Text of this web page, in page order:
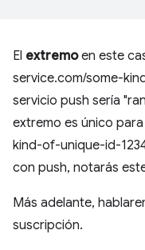
El extremoen este
service.com/some-
servicio push sería
extremo es único
kind-of-unique-id-
con push, notarás
Más adelante,
suscripción.